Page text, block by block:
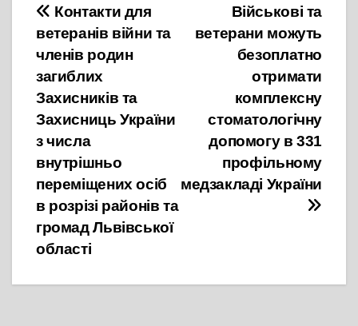
Навігація
записів
Військові та
ветерани можуть
безоплатно
отримати
комплексну
стоматологічну
допомогу в 331
профільному
медзакладі України
Контакти для
ветеранів війни та
членів родин
загиблих
Захисників та
Захисниць України
з числа
внутрішньо
переміщених осіб
в розрізі районів та
громад Львівської
області